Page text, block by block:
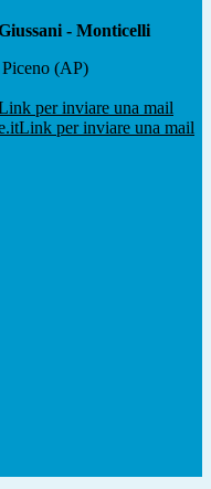
- Monticelli
(AP)
per inviare una mail
Link per inviare una mail